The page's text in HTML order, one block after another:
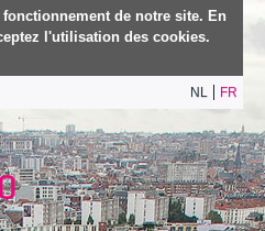
de notre site. En
l'utilisation des cookies.
NL FR